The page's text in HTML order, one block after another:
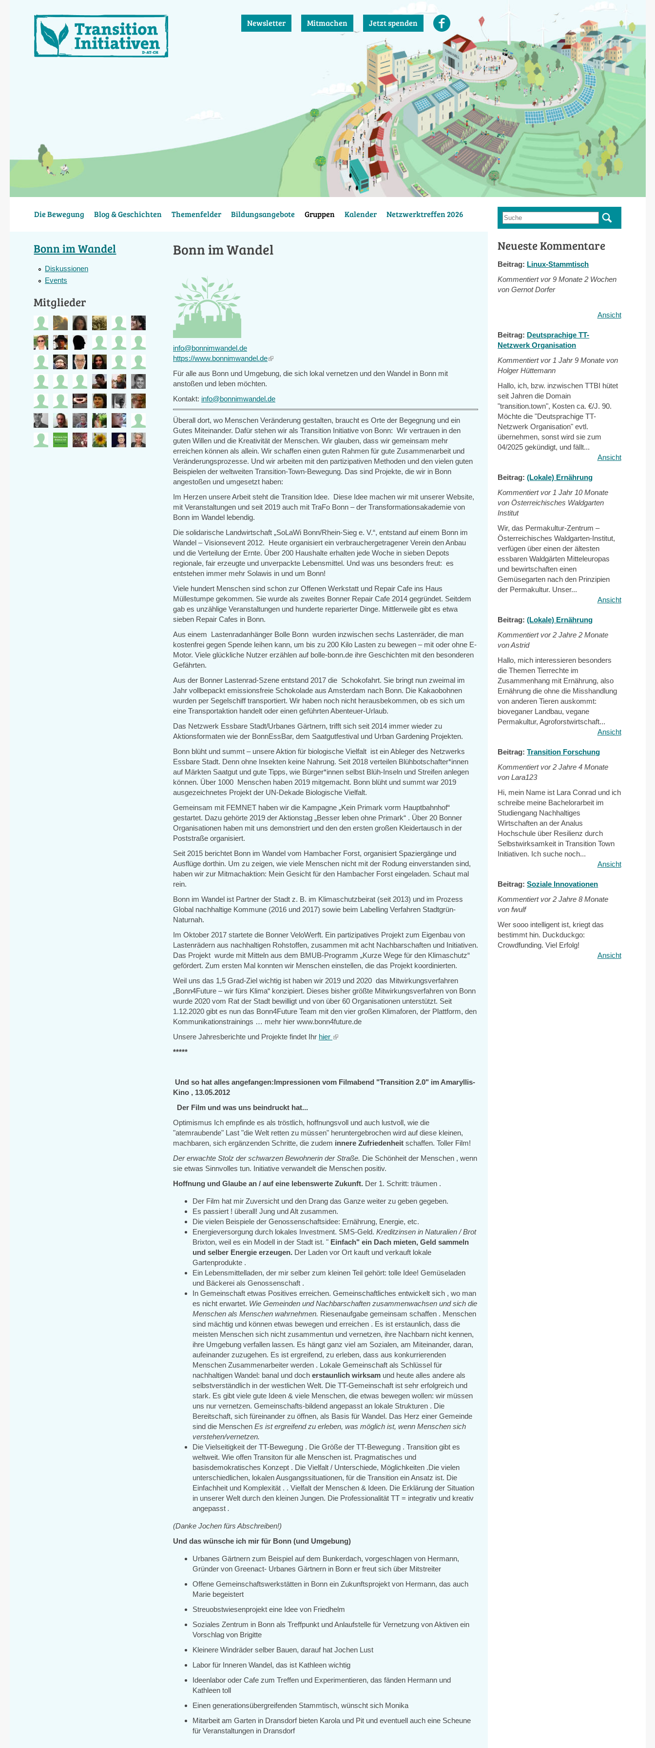
Newsletter Mitmachen Jetzt spenden
Die Bewegung Blog & Geschichten Themenfelder Bildungsangebote Gruppen Kalender Netzwerktreffen 2026
Bonn im Wandel
info@bonnimwandel.de
https://www.bonnimwandel.de(link
external)
Für alle aus Bonn und Umgebung, die sich lokal vernetzen und den Wandel in Bonn mit
anstoßen und leben möchten.
Kontakt: info@bonnimwandel.de
Überall dort, wo Menschen Veränderung gestalten, braucht es Orte der Begegnung und ein
Gutes Miteinander. Dafür stehen wir als Transition Initiative von Bonn: Wir vertrauen in den
guten Willen und die Kreativität der Menschen. Wir glauben, dass wir gemeinsam mehr
erreichen können als allein. Wir schaffen einen guten Rahmen für gute Zusammenarbeit und
Veränderungsprozesse. Und wir arbeiten mit den partizipativen Methoden und den vielen guten
Beispielen der weltweiten Transition-Town-Bewegung. Das sind Projekte, die wir in Bonn
angestoßen und umgesetzt haben:
Im Herzen unsere Arbeit steht die Transition Idee. Diese Idee machen wir mit unserer Website,
mit Veranstaltungen und seit 2019 auch mit TraFo Bonn – der Transformationsakademie von
Bonn im Wandel lebendig.
Die solidarische Landwirtschaft „SoLaWi Bonn/Rhein-Sieg e. V.“, entstand auf einem Bonn im
Wandel – Visionsevent 2012. Heute organisiert ein verbrauchergetragener Verein den Anbau
und die Verteilung der Ernte. Über 200 Haushalte erhalten jede Woche in sieben Depots
regionale, fair erzeugte und unverpackte Lebensmittel. Und was uns besonders freut: es
entstehen immer mehr Solawis in und um Bonn!
Viele hundert Menschen sind schon zur Offenen Werkstatt und Repair Cafe ins Haus
Müllestumpe gekommen. Sie wurde als zweites Bonner Repair Cafe 2014 gegründet. Seitdem
gab es unzählige Veranstaltungen und hunderte reparierter Dinge. Mittlerweile gibt es etwa
sieben Repair Cafes in Bonn.
Aus einem Lastenradanhänger Bolle Bonn wurden inzwischen sechs Lastenräder, die man
kostenfrei gegen Spende leihen kann, um bis zu 200 Kilo Lasten zu bewegen – mit oder ohne E-
Motor. Viele glückliche Nutzer erzählen auf bolle-bonn.de ihre Geschichten mit den besonderen
Gefährten.
Aus der Bonner Lastenrad-Szene entstand 2017 die Schokofahrt. Sie bringt nun zweimal im
Jahr vollbepackt emissionsfreie Schokolade aus Amsterdam nach Bonn. Die Kakaobohnen
wurden per Segelschiff transportiert. Wir haben noch nicht herausbekommen, ob es sich um
eine Transportaktion handelt oder einen geführten Abenteuer-Urlaub.
Das Netzwerk Essbare Stadt/Urbanes Gärtnern, trifft sich seit 2014 immer wieder zu
Aktionsformaten wie der BonnEssBar, dem Saatgutfestival und Urban Gardening Projekten.
Bonn blüht und summt – unsere Aktion für biologische Vielfalt ist ein Ableger des Netzwerks
Essbare Stadt. Denn ohne Insekten keine Nahrung. Seit 2018 verteilen Blühbotschafter*innen
auf Märkten Saatgut und gute Tipps, wie Bürger*innen selbst Blüh-Inseln und Streifen anlegen
können. Über 1000 Menschen haben 2019 mitgemacht. Bonn blüht und summt war 2019
ausgezeichnetes Projekt der UN-Dekade Biologische Vielfalt.
Gemeinsam mit FEMNET haben wir die Kampagne „Kein Primark vorm Hauptbahnhof“
gestartet. Dazu gehörte 2019 der Aktionstag „Besser leben ohne Primark“ . Über 20 Bonner
Organisationen haben mit uns demonstriert und den den ersten großen Kleidertausch in der
Poststraße organisiert.
Seit 2015 berichtet Bonn im Wandel vom Hambacher Forst, organisiert Spaziergänge und
Ausflüge dorthin. Um zu zeigen, wie viele Menschen nicht mit der Rodung einverstanden sind,
haben wir zur Mitmachaktion: Mein Gesicht für den Hambacher Forst eingeladen. Schaut mal
rein.
Bonn im Wandel ist Partner der Stadt z. B. im Klimaschutzbeirat (seit 2013) und im Prozess
Global nachhaltige Kommune (2016 und 2017) sowie beim Labelling Verfahren Stadtgrün-
Naturnah.
Im Oktober 2017 startete die Bonner VeloWerft. Ein partizipatives Projekt zum Eigenbau von
Lastenrädern aus nachhaltigen Rohstoffen, zusammen mit acht Nachbarschaften und Initiativen.
Das Projekt wurde mit Mitteln aus dem BMUB-Programm „Kurze Wege für den Klimaschutz“
gefördert. Zum ersten Mal konnten wir Menschen einstellen, die das Projekt koordinierten.
Weil uns das 1,5 Grad-Ziel wichtig ist haben wir 2019 und 2020 das Mitwirkungsverfahren
„Bonn4Future – wir fürs Klima“ konzipiert. Dieses bisher größte Mitwirkungsverfahren von Bonn
wurde 2020 vom Rat der Stadt bewilligt und von über 60 Organisationen unterstützt. Seit
1.12.2020 gibt es nun das Bonn4Future Team mit den vier großen Klimaforen, der Plattform, den
Kommunikationstrainings … mehr hier www.bonn4future.de
Unsere Jahresberichte und Projekte findet Ihr hier (link
*****
Und so hat alles angefangen:Impressionen vom Filmabend "Transition 2.0" im Amaryllis-
Kino , 13.05.2012
Der Film und was uns beindruckt hat...
Optimismus Ich empfinde es als tröstlich, hoffnungsvoll und auch lustvoll, wie die
"atemraubende" Last "die Welt retten zu müssen" heruntergebrochen wird auf diese kleinen,
machbaren, sich ergänzenden Schritte, die zudem innere Zufriedenheitschaffen. Toller Film!
Der erwachte Stolz der schwarzen Bewohnerin der Straße. Die Schönheit der Menschen , wenn
sie etwas Sinnvolles tun. Initiative verwandelt die Menschen positiv.
Hoffnung und Glaube an / auf eine lebenswerte Zukunft. Der 1. Schritt: träumen .
Der Film hat mir Zuversicht und den Drang das Ganze weiter zu geben gegeben.
Es passiert ! überall! Jung und Alt zusammen.
Die vielen Beispiele der Genossenschaftsidee: Ernährung, Energie, etc.
Energieversorgung durch lokales Investment. SMS-Geld.Kreditzinsen in Naturalien / Brot
Brixton, weil es ein Modell in der Stadt ist. " Einfach" ein Dach mieten, Geld sammeln
und selber Energie erzeugen. Der Laden vor Ort kauft und verkauft lokale
Gartenprodukte .
Ein Lebensmittelladen, der mir selber zum kleinen Teil gehört: tolle Idee! Gemüseladen
und Bäckerei als Genossenschaft .
In Gemeinschaft etwas Positives erreichen. Gemeinschaftliches entwickelt sich , wo man
es nicht erwartet. Wie Gemeinden und Nachbarschaften zusammenwachsen und sich die
Menschen als Menschen wahrnehmen. Riesenaufgabe gemeinsam schaffen . Menschen
sind mächtig und können etwas bewegen und erreichen . Es ist erstaunlich, dass die
meisten Menschen sich nicht zusammentun und vernetzen, ihre Nachbarn nicht kennen,
ihre Umgebung verfallen lassen. Es hängt ganz viel am Sozialen, am Miteinander, daran,
aufeinander zuzugehen. Es ist ergreifend, zu erleben, dass aus konkurrierenden
Menschen Zusammenarbeiter werden . Lokale Gemeinschaft als Schlüssel für
nachhaltigen Wandel: banal und docherstaunlich wirksam und heute alles andere als
selbstverständlich in der westlichen Welt. Die TT-Gemeinschaft ist sehr erfolgreich und
stark. Es gibt viele gute Ideen & viele Menschen, die etwas bewegen wollen: wir müssen
uns nur vernetzen. Gemeinschafts-bildend angepasst an lokale Strukturen . Die
Bereitschaft, sich füreinander zu öffnen, als Basis für Wandel. Das Herz einer Gemeinde
sind die MenschenEs ist ergreifend zu erleben, was möglich ist, wenn Menschen sich
verstehen/vernetzen.
Die Vielseitigkeit der TT-Bewegung . Die Größe der TT-Bewegung . Transition gibt es
weltweit. Wie offen Transiton für alle Menschen ist. Pragmatisches und
basisdemokratisches Konzept . Die Vielfalt / Unterschiede, Möglichkeiten .Die vielen
unterschiedlichen, lokalen Ausgangssituationen, für die Transition ein Ansatz ist. Die
Einfachheit und Komplexität . . Vielfalt der Menschen & Ideen. Die Erklärung der Situation
in unserer Welt durch den kleinen Jungen. Die Professionalität TT = integrativ und kreativ
angepasst.
(Danke Jochen fürs Abschreiben!)
Und das wünsche ich mir für Bonn (und Umgebung)
Urbanes Gärtnern zum Beispiel auf dem Bunkerdach, vorgeschlagen von Hermann,
Gründer von Greenact- Urbanes Gärtnern in Bonn er freut sich über Mitstreiter
Offene Gemeinschaftswerkstätten in Bonn ein Zukunftsprojekt von Hermann, das auch
Marie begeistert
Streuobstwiesenprojekt eine Idee von Friedhelm
Soziales Zentrum in Bonn als Treffpunkt und Anlaufstelle für Vernetzung von Aktiven ein
Vorschlag von Brigitte
Kleinere Windräder selber Bauen, darauf hat Jochen Lust
Labor für Inneren Wandel, das ist Kathleen wichtig
Ideenlabor oder Cafe zum Treffen und Experimentieren, das fänden Hermann und
Kathleen toll
Einen generationsübergreifenden Stammtisch, wünscht sich Monika
Mitarbeit am Garten in Dransdorf bieten Karola und Pit und eventuell auch eine Scheune
für Veranstaltungen in Dransdorf
Bonn im Wandel
Diskussionen
Events
Mitglieder
Suchformular
Suche
Neueste Kommentare
Beitrag: Linux-Stammtisch
Kommentiert vor9 Monate 2 Wochen
von Gernot Dorfer
Ansicht
Beitrag: Deutsprachige TT-
Netzwerk Organisation
Kommentiert vor 1 Jahr 9 Monate von
Holger Hüttemann
Hallo, ich, bzw. inzwischen TTBI hütet
seit Jahren die Domain
"transition.town", Kosten ca. €/J. 90.
Möchte die "Deutsprachige TT-
Netzwerk Organisation" evtl.
übernehmen, sonst wird sie zum
04/2025 gekündigt, und fällt...
Ansicht
Beitrag:(Lokale) Ernährung
Kommentiert vor 1 Jahr 10 Monate
von Österreichisches Waldgarten
Institut
Wir, das Permakultur-Zentrum –
Österreichisches Waldgarten-Institut,
verfügen über einen der ältesten
essbaren Waldgärten Mitteleuropas
und bewirtschaften einen
Gemüsegarten nach den Prinzipien
der Permakultur. Unser...
Ansicht
Beitrag:(Lokale) Ernährung
Kommentiert vor2 Jahre 2 Monate
von Astrid
Hallo, mich interessieren besonders
die Themen Tierrechte im
Zusammenhang mit Ernährung, also
Ernährung die ohne die Misshandlung
von anderen Tieren auskommt:
bioveganer Landbau, vegane
Permakultur, Agroforstwirtschaft...
Ansicht
Beitrag:Transition Forschung
Kommentiert vor2 Jahre 4 Monate
von Lara123
Hi, mein Name ist Lara Conrad und ich
schreibe meine Bachelorarbeit im
Studiengang Nachhaltiges
Wirtschaften an der Analus
Hochschule über Resilienz durch
Selbstwirksamkeit in Transition Town
Initiativen. Ich suche noch...
Ansicht
Beitrag:Soziale Innovationen
Kommentiert vor2 Jahre 8 Monate
von fwulf
Wer sooo intelligent ist, kriegt das
bestimmt hin. Duckduckgo:
Crowdfunding. Viel Erfolg!
Ansicht